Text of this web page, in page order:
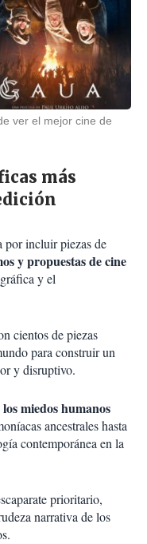
ver el mejor cine de
más
por incluir piezas de
y propuestas de cine
y el
cientos de piezas
para construir un
y disruptivo.
miedos humanos
ancestrales hasta
contemporánea en la
prioritario,
narrativa de los